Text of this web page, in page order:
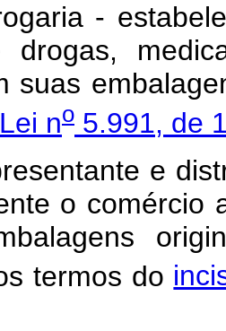
-
drogas,
suas
no 5.991, de
e
o comércio
termos do